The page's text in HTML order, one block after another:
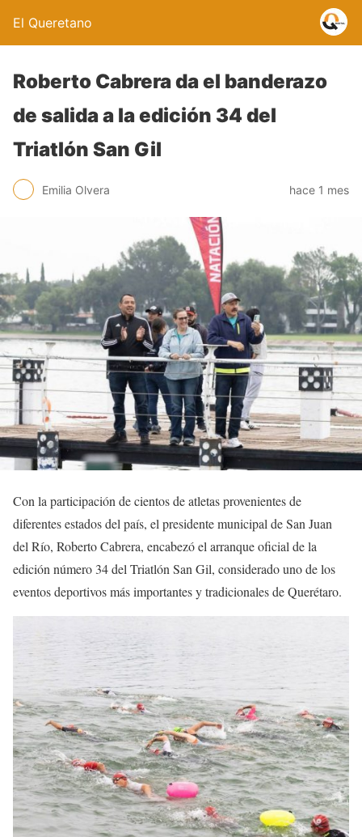
El Queretano
Roberto Cabrera da el banderazo
de salida a la edición 34 del
Triatlón San Gil
Emilia Olvera hace 1 mes
Con la participación de cientos de atletas provenientes de
diferentes estados del país, el presidente municipal de San Juan
del Río, Roberto Cabrera, encabezó el arranque oficial de la
edición número 34 del Triatlón San Gil, considerado uno de los
eventos deportivos más importantes y tradicionales de Querétaro.